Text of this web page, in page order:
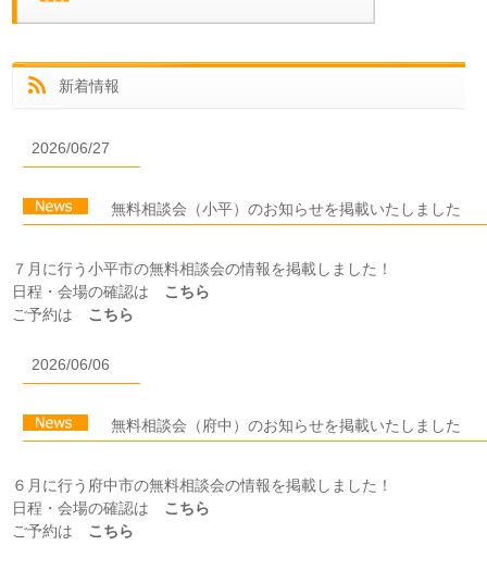
新着情報
2026/06/27
無料相談会（小平）のお知らせを掲載いたしました
７月に行う小平市の無料相談会の情報を掲載しました！
日程・会場の確認は こちら
ご予約は こちら
2026/06/06
無料相談会（府中）のお知らせを掲載いたしました
６月に行う府中市の無料相談会の情報を掲載しました！
日程・会場の確認は こちら
ご予約は こちら